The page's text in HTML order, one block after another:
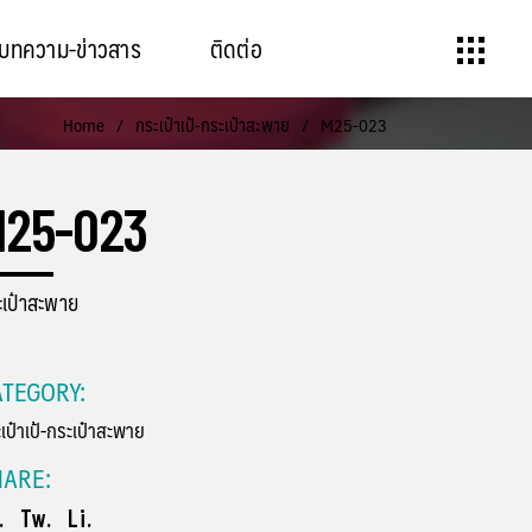
ทความ-ข่าวสาร ติดต่อ
Home / กระเป๋าเป้-กระเป๋าสะพาย / M25-023
023
ป๋าสะพาย
ป๋าเป้-กระเป๋าสะพาย
Tw. Li.